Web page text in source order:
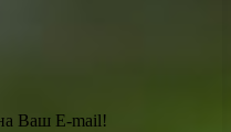
Ваш E-mail!